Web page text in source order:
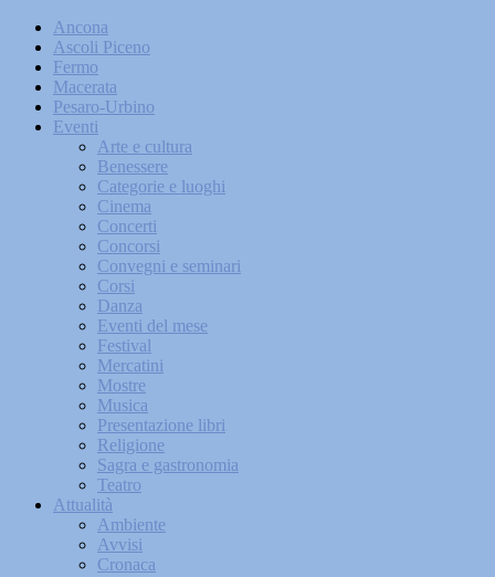
Ancona
Ascoli Piceno
Fermo
Macerata
Pesaro-Urbino
Eventi
Arte e cultura
Benessere
Categorie e luoghi
Cinema
Concerti
Concorsi
Convegni e seminari
Corsi
Danza
Eventi del mese
Festival
Mercatini
Mostre
Musica
Presentazione libri
Religione
Sagra e gastronomia
Teatro
Attualità
Ambiente
Avvisi
Cronaca